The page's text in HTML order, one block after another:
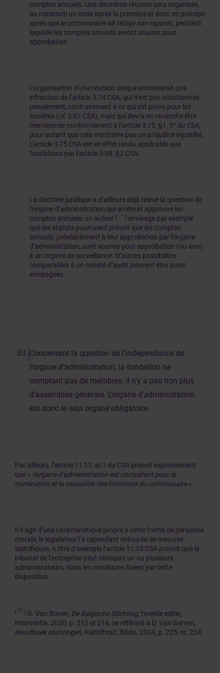
comptes annuels. Une deuxième réunion sera organisée,
au minimum un mois après la première et donc en principe
après que le commissaire ait rédigé son rapport, pendant
laquelle les comptes annuels seront soumis pour
approbation.
L’organisation d’une réunion unique entraînerait une
infraction de l’article 3:74 CSA, qui n’est pas sanctionnée
pénalement, contrairement à ce qui est prévu pour les
sociétés (cf. 3:97 CSA), mais qui devra en revanche être
mentionnée conformément à l’article 3:75, §1, 9° du CSA,
pour autant que cela n’entraîne pas un préjudice injustifié.
L’article 3:75 CSA est en effet rendu applicable aux
fondations par l’article 3:99, §2 CSA.
La doctrine juridique a d’ailleurs déjà relevé la question de
l’organe d’administration qui arrête et approuve les
comptes annuels; un auteur ( ) envisage par exemple
que les statuts pourraient prévoir que les comptes
annuels, préalablement à leur approbation par l’organe
d’administration, sont soumis pour approbation (ou avis)
à un organe de surveillance. D’autres possibilités
comparables à un comité d’audit peuvent être aussi
envisagées.
Concernant la question de l’indépendance de
l’organe d’administration, la fondation ne
comptant pas de membres, il n’y a pas non plus
d’assemblée générale. L’organe d’administration
est donc le seul organe obligatoire.
Par ailleurs, l’article 11:11, al.1 du CSA prévoit expressément
que « l’organe d’administration est compétent pour la
nomination et la cessation des fonctions du commissaire».
Il s’agit d’une caractéristique propre à cette forme de personne
morale, le législateur l’a cependant entourée de mesures
spécifiques, à titre d’exemple l’article 11:13 CSA prévoit que le
tribunal de l’entreprise peut révoquer un ou plusieurs
administrateurs, dans les conditions fixées par cette
disposition.
( ) R. Van Boven, De Belgische Stichting, tweede editie,
Intersentia, 2020, p. 212 et 216, se référant à D. Van Gerven,
Handboek stichtingen, Kalmthout, Biblio, 2004, p. 225, nr. 224.